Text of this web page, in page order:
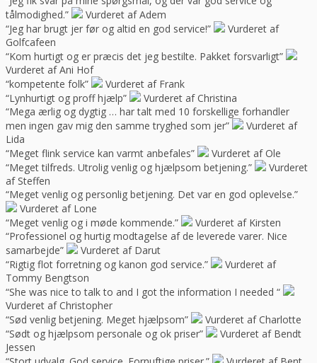
tålmodighed.”
Vurderet af Adem
“Jeg har brugt jer før og altid en god service!”
Vurderet af
Golfcafeen
“Kom hurtigt og er præcis det jeg bestilte. Pakket forsvarligt”
Vurderet af Ani Hof
“kompetente folk”
Vurderet af Frank
“Lynhurtigt og proff hjælp”
Vurderet af Christina
“Mega ærlig og dygtig … har talt med 10 forskellige forhandler
men ingen gav mig den samme tryghed som jer”
Vurderet af
Lida
“Meget flink service kan varmt anbefales”
Vurderet af Ole
“Meget tilfreds. Utrolig venlig og hjælpsom betjening.”
Vurderet
af Steffen
“Meget venlig og personlig betjening. Det var en god oplevelse.”
Vurderet af Lone
“Meget venlig og i møde kommende.”
Vurderet af Kirsten
“Professionel og hurtig modtagelse af de leverede varer. Nice
samarbejde”
Vurderet af Darut
“Rigtig flot forretning og kanon god service.”
Vurderet af
Tommy Bengtson
“She was nice to talk to and I got the information I needed “
Vurderet af Christopher
“Sød venlig betjening. Meget hjælpsom”
Vurderet af Charlotte
“Sødt og hjælpsom personale og ok priser”
Vurderet af Bendt
Jessen